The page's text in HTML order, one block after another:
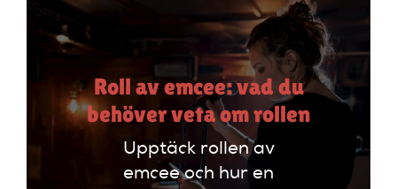
Roll av emcee: vad du
behöver veta om rollen
Upptäck rollen av
emcee och hur en